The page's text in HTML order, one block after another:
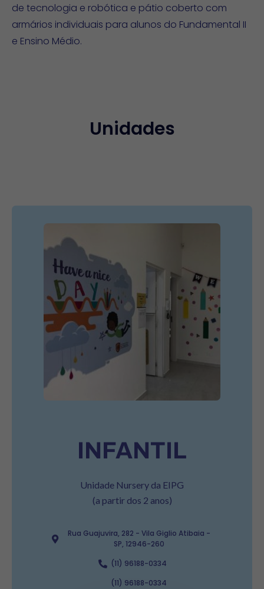
de tecnologia e robótica e pátio coberto com
armários individuais para alunos do Fundamental II
e Ensino Médio.
Unidades
INFANTIL
Unidade Nursery da EIPG
(a partir dos 2 anos)
Rua Guajuvira, 282 - Vila Giglio Atibaia -
SP, 12946-260
(11) 96188-0334
(11) 96188-0334